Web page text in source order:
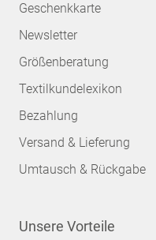
Geschenkkarte
Newsletter
Größenberatung
Textilkundelexikon
Bezahlung
Versand & Lieferung
Umtausch & Rückgabe
Unsere Vorteile